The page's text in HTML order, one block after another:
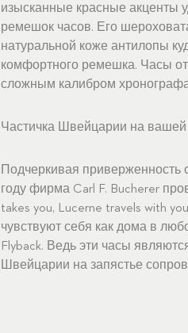
изысканные красные акценты
ремешок часов. Его
натуральной коже антилопы
комфортного ремешка. Часы
сложным калибром
Частичка Швейцарии на вашей
Подчеркивая
году фирма Carl F. Bucherer
takes you, Lucerne travels with
чувствуют себя как дома в
Flyback. Ведь эти часы
Швейцарии на запястье